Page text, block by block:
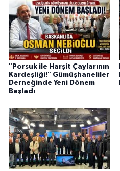
"Porsuk ile Harşit Çaylarının
Kardeşliği!" Gümüşhaneliler
Derneğinde Yeni Dönem
Başladı